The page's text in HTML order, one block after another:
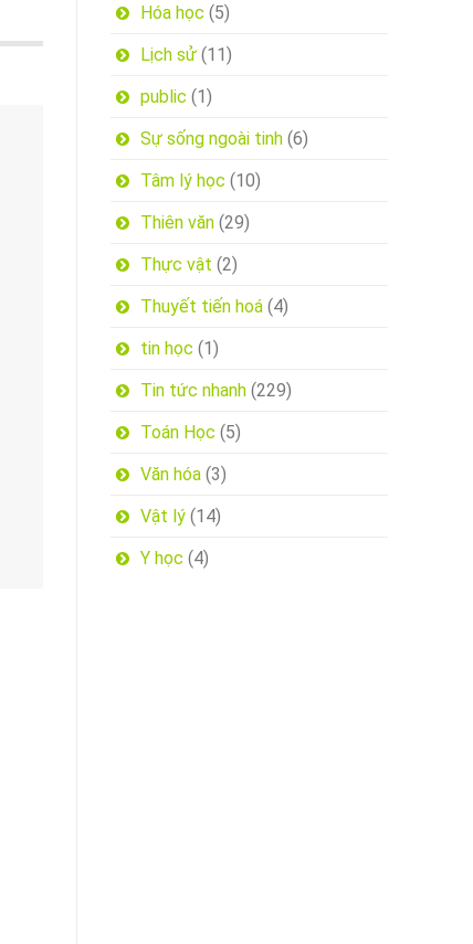
Hóa học (5)
Lịch sử(11)
public (1)
Sự sống ngoài tinh(6)
Tâm lý học (10)
Thiên văn(29)
Thực vật (2)
Thuyết tiến hoá(4)
tin học (1)
Tin tức nhanh(229)
Toán Học (5)
Văn hóa(3)
Vật lý(14)
Y học (4)